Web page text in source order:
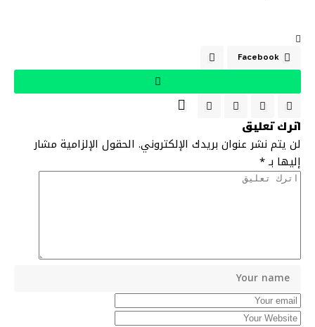
Facebook
اترك تعليق
لن يتم نشر عنوان بريدك الإلكتروني. الحقول الإلزامية مشار
إليها بـ*